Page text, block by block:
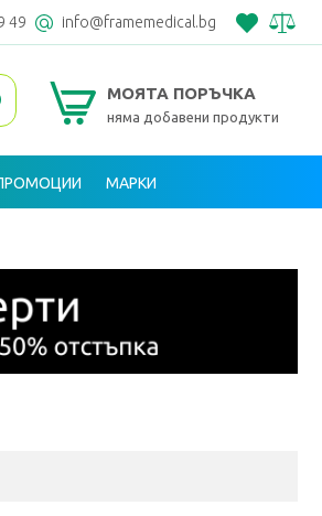
49 info@framemedical.bg
МОЯТА ПОРЪЧКА
няма добавени продукти
МАРКИ